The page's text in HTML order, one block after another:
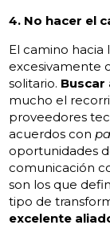
4. No hacer el
El camino hacia
excesivamente
solitario. Buscar
mucho el
proveedores
acuerdos con
oportunidades
comunicación
son los que
tipo de
excelente